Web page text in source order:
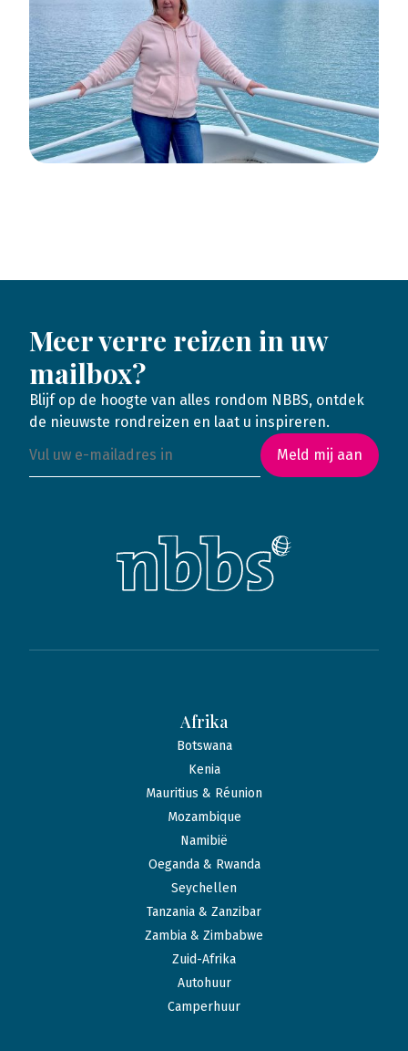
Meer verre reizen in uw
mailbox?
Blijf op de hoogte van alles rondom NBBS, ontdek
de nieuwste rondreizen en laat u inspireren.
Meld mij aan
Afrika
Botswana
Kenia
Mauritius & Réunion
Mozambique
Namibië
Oeganda & Rwanda
Seychellen
Tanzania & Zanzibar
Zambia & Zimbabwe
Zuid-Afrika
Autohuur
Camperhuur